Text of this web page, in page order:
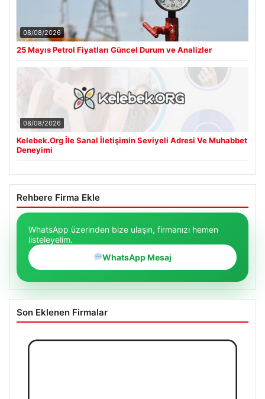
08/08/2026
25 Mayıs Petrol Fiyatları Güncel Durum ve Analizler
08/08/2026
Kelebek.Org İle Sanal İletişimin Seviyeli Adresi Ve Muhabbet
Deneyimi
Rehbere Firma Ekle
WhatsApp üzerinden bize ulaşın, firmanızı hemen
listeleyelim.
WhatsApp Mesaj
Son Eklenen Firmalar